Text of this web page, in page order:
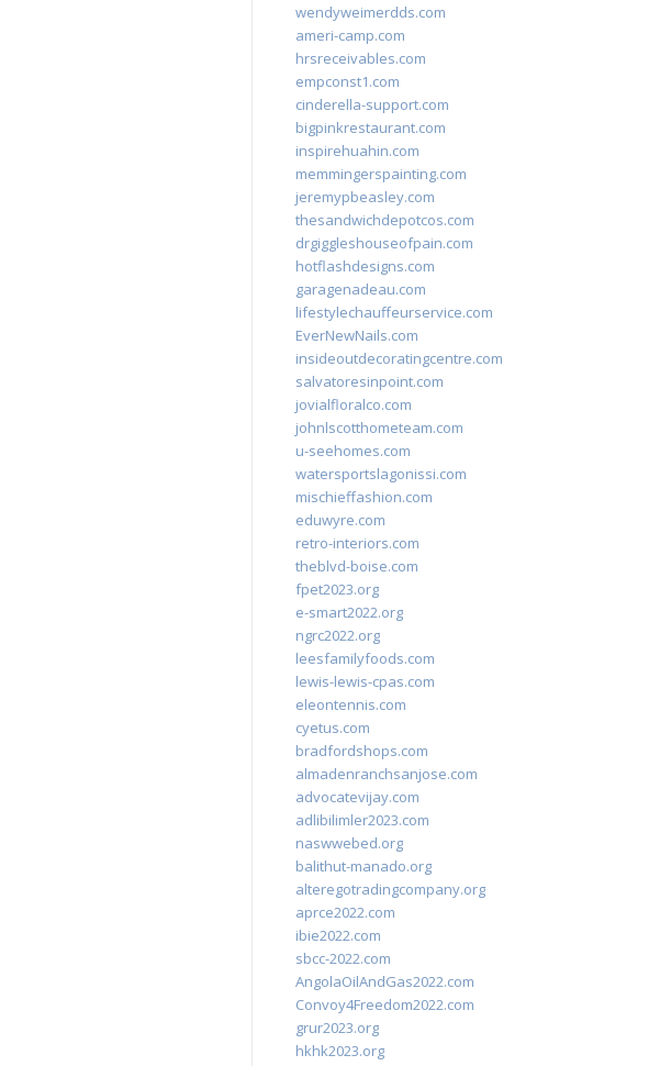
wendyweimerdds.com
ameri-camp.com
hrsreceivables.com
empconst1.com
cinderella-support.com
bigpinkrestaurant.com
inspirehuahin.com
memmingerspainting.com
jeremypbeasley.com
thesandwichdepotcos.com
drgiggleshouseofpain.com
hotflashdesigns.com
garagenadeau.com
lifestylechauffeurservice.com
EverNewNails.com
insideoutdecoratingcentre.com
salvatoresinpoint.com
jovialfloralco.com
johnlscotthometeam.com
u-seehomes.com
watersportslagonissi.com
mischieffashion.com
eduwyre.com
retro-interiors.com
theblvd-boise.com
fpet2023.org
e-smart2022.org
ngrc2022.org
leesfamilyfoods.com
lewis-lewis-cpas.com
eleontennis.com
cyetus.com
bradfordshops.com
almadenranchsanjose.com
advocatevijay.com
adlibilimler2023.com
naswwebed.org
balithut-manado.org
alteregotradingcompany.org
aprce2022.com
ibie2022.com
sbcc-2022.com
AngolaOilAndGas2022.com
Convoy4Freedom2022.com
grur2023.org
hkhk2023.org